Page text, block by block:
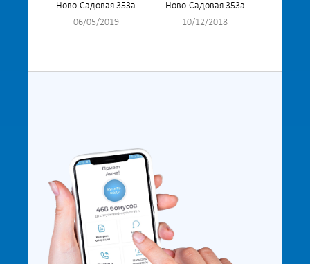
Ново-Садовая 353а
06/05/2019
Ново-Садовая 353а
10/12/2018